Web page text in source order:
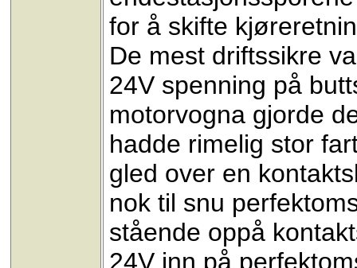
for å skifte
De mest driftssikre
24V spenning på
motorvogna gjorde
hadde rimelig stor
gled over en
nok til snu
stående oppå
24V inn på